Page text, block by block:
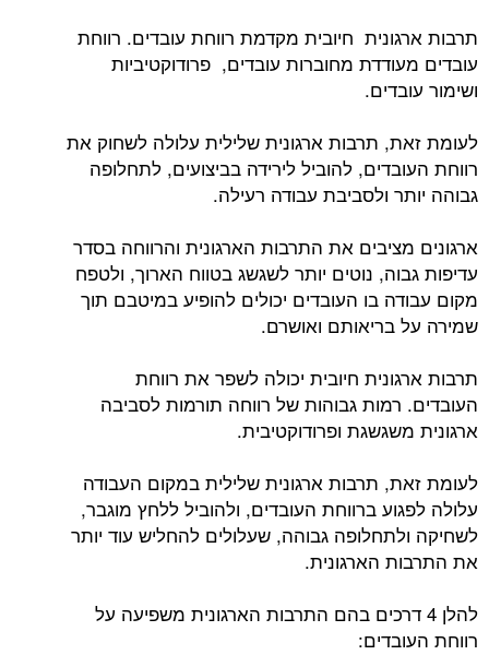
תרבות ארגונית חיובית מקדמת רווחת עובדים. רווחת
עובדים מעודדת מחוברות עובדים, פרודוקטיביות
ושימור עובדים.
לעומת זאת, תרבות ארגונית שלילית עלולה לשחוק את
רווחת העובדים, להוביל לירידה בביצועים, לתחלופה
גבוהה יותר ולסביבת עבודה רעילה.
ארגונים מציבים את התרבות הארגונית והרווחה בסדר
עדיפות גבוה, נוטים יותר לשגשג בטווח הארוך, ולטפח
מקום עבודה בו העובדים יכולים להופיע במיטבם תוך
שמירה על בריאותם ואושרם.
תרבות ארגונית חיובית יכולה לשפר את רווחת
העובדים. רמות גבוהות של רווחה תורמות לסביבה
ארגונית משגשגת ופרודוקטיבית.
לעומת זאת, תרבות ארגונית שלילית במקום העבודה
עלולה לפגוע ברווחת העובדים, ולהוביל ללחץ מוגבר,
לשחיקה ולתחלופה גבוהה, שעלולים להחליש עוד יותר
את התרבות הארגונית.
להלן 4 דרכים בהם התרבות הארגונית משפיעה על
רווחת העובדים: